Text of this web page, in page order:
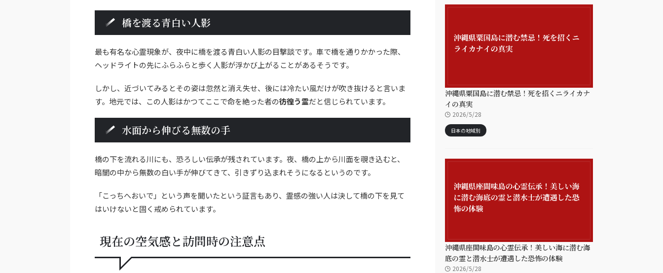
橋を渡る青白い人影
最も有名な心霊現象が、夜中に橋を渡る青白い人影の目撃談です。車で橋を通りかかった際、
ヘッドライトの先にふらふらと歩く人影が浮かび上がることがあるそうです。
しかし、近づいてみるとその姿は忽然と消え失せ、後には冷たい風だけが吹き抜けると言いま
す。地元では、この人影はかつてここで命を絶った者の彷徨う霊だと信じられています。
水面から伸びる無数の手
橋の下を流れる川にも、恐ろしい伝承が残されています。夜、橋の上から川面を覗き込むと、
暗闇の中から無数の白い手が伸びてきて、引きずり込まれそうになるというのです。
「こっちへおいで」という声を聞いたという証言もあり、霊感の強い人は決して橋の下を見て
はいけないと固く戒められています。
現在の空気感と訪問時の注意点
沖縄県粟国島に潜む禁忌！死を招くニライカナ
イの真実
2026/5/28
日本の地域別
沖縄県座間味島の心霊伝承！美しい海に潜む海
底の霊と潜水士が遭遇した恐怖の体験
2026/5/28